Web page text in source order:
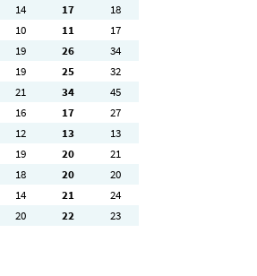
14 17
18
10 11
17
19 26
34
19 25
32
21 34
45
16 17
27
12 13
13
19 20
21
18 20
20
14 21
24
20 22 23